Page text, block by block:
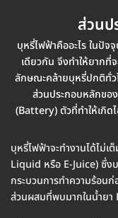
ส่วนป
บุหรี่ไฟฟ้าคืออะไร ในปัจ
เดียวกัน จึงทำให้ยากที่
ลักษณะคล้ายบุหรี่ปกติทั่ว
ส่วนประกอบหลักขอ
(Battery) ตัวที่ทำให้เกิด
บุหรี่ไฟฟ้าจะทำงานได้ไม่
Liquid หรือ E-Juice) ซึ่ง
กระบวนการทำความร้อน
ส่วนผสมที่พบมากในน้ำย